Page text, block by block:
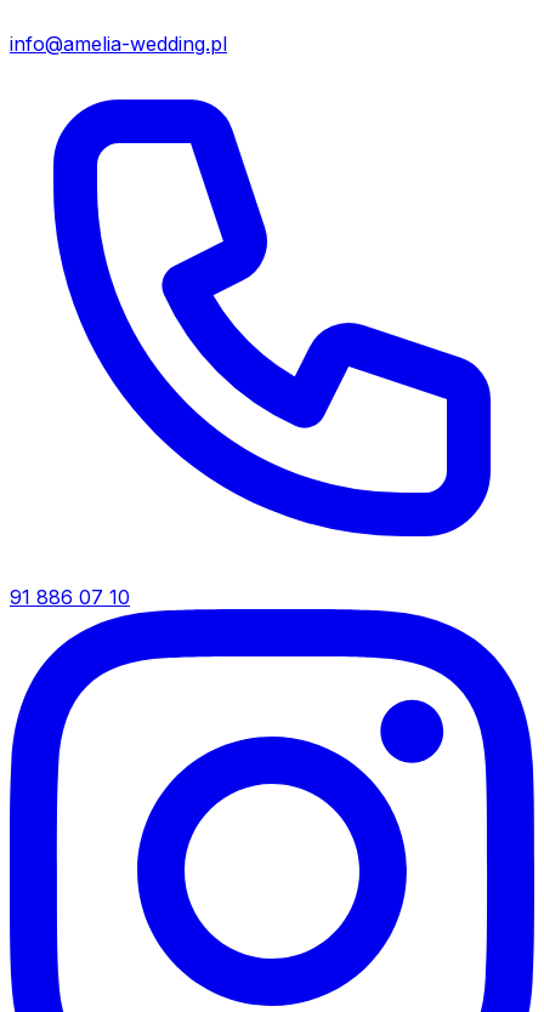
info@amelia-wedding.pl
91 886 07 10